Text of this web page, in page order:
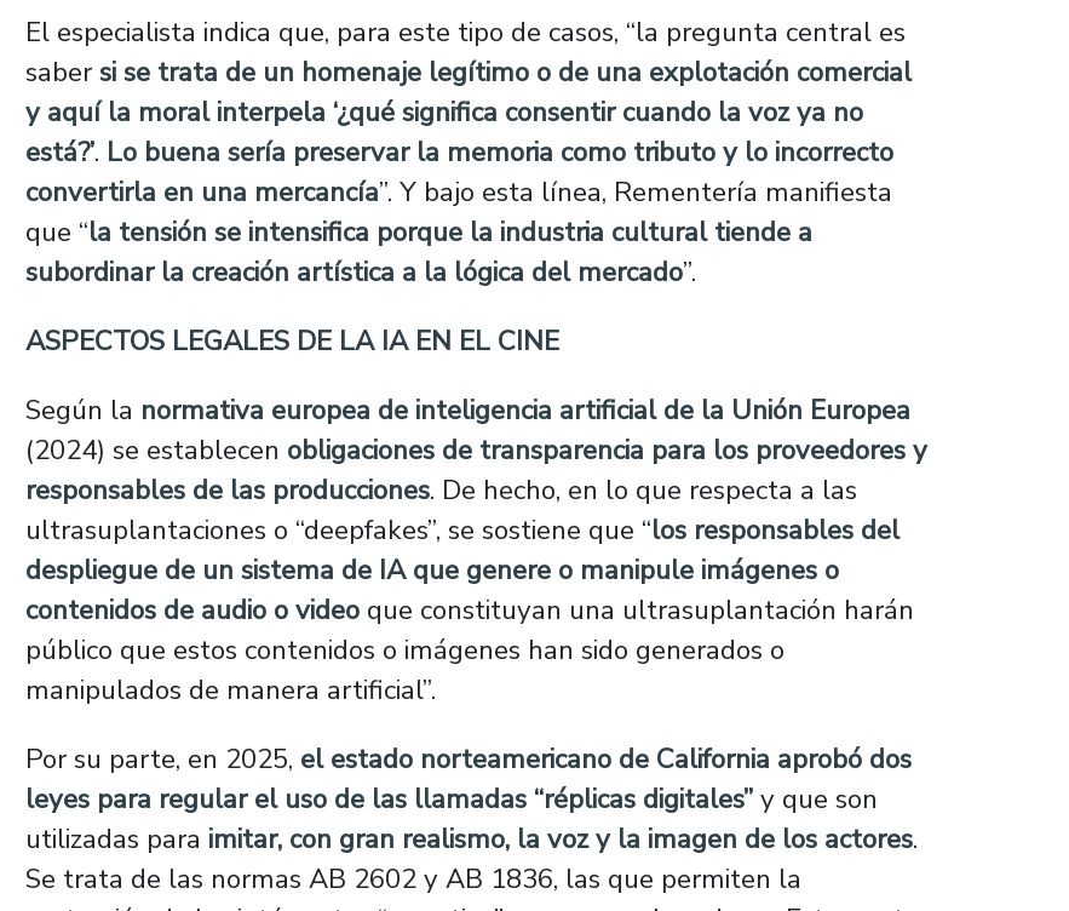
El especialista indica que, para este tipo de casos, “la pregunta central es
sabersi se trata de un homenaje legítimo o de una explotación comercial
y aquí la moral interpela ‘¿qué significa consentir cuando la voz ya no
está?’. Lo buena sería preservar la memoria como tributo y lo incorrecto
convertirla en una mercancía”. Y bajo esta línea, Rementería manifiesta
que “la tensión se intensifica porque la industria cultural tiende a
subordinar la creación artística a la lógica del mercado”.
ASPECTOS LEGALES DE LA IA EN EL CINE
Según la normativa europea de inteligencia artificial de la Unión Europea
(2024) se establecen obligaciones de transparencia para los proveedores y
responsables de las producciones. De hecho, en lo que respecta a las
ultrasuplantaciones o “deepfakes”, se sostiene que “los responsables del
despliegue de un sistema de IA que genere o manipule imágenes o
contenidos de audio o video que constituyan una ultrasuplantación harán
público que estos contenidos o imágenes han sido generados o
manipulados de manera artificial”.
Por su parte, en 2025, el estado norteamericano de California aprobó dos
leyes para regular el uso de las llamadas “réplicas digitales”y que son
utilizadas para imitar, con gran realismo, la voz y la imagen de los actores.
Se trata de las normas AB 2602 y AB 1836, las que permiten la